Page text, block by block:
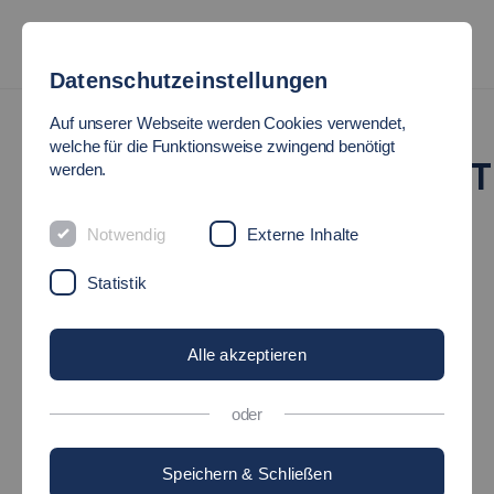
KLIMASCHUTZMANAGEMENT
Klimaschutzkonzept
Informationen zum Projekt KSI
Datenschutzeinstellungen
Auf unserer Webseite werden Cookies verwendet,
welche für die Funktionsweise zwingend benötigt
werden.
Notwendig Externe Inhalte
Statistik
Alle akzeptieren
oder
Speichern & Schließen